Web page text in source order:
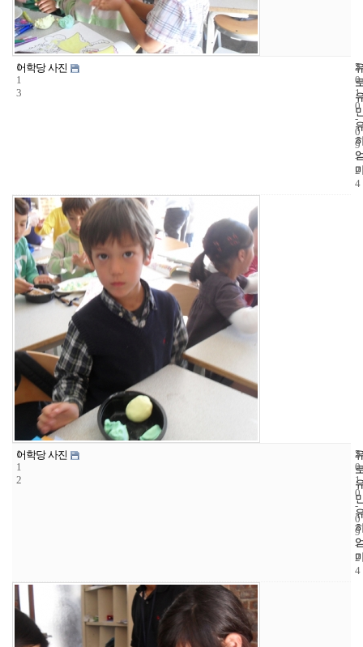
1
1
3
어학당 사진 5
2
0
1
0
-
0
9
-
2
4
1
1
2
어학당 사진 5
2
0
1
0
-
0
9
-
2
4